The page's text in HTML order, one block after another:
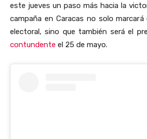
este jueves un paso más hacia la
campaña en Caracas no solo
electoral, sino que también será el
contundente el 25 de mayo.